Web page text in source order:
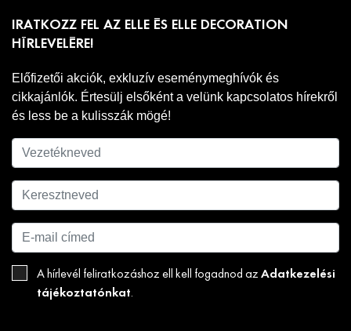
IRATKOZZ FEL AZ ELLE ÉS ELLE DECORATION
HÍRLEVELÉRE!
Előfizetői akciók, exkluzív eseménymeghívók és
cikkajánlók. Értesülj elsőként a velünk kapcsolatos hírekről
és less be a kulisszák mögé!
A hírlevél feliratkozáshoz ell kell fogadnod az Adatkezelési
tájékoztatónkat.